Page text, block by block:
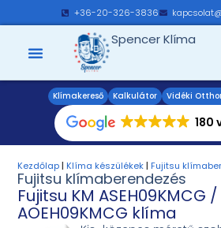
+36-20-326-3836
Spencer Klíma
Klímakereső Kalkulátor Vidéki
180
Kezdőlap| Klíma készülékek| Fujitsu
Fujitsu klímaberendezés
Fujitsu KM ASEH09KMCG /
AOEH09KMCG klíma